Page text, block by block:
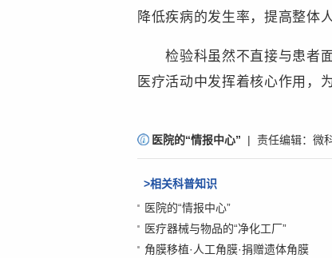
降低疾病的发生率，提高整体
检验科虽然不直接与患者面
医疗活动中发挥着核心作用，
：
微
科
医院的“情报中心” | 责任编辑： 微
>相关科普知识
医院的“情报中心”
医疗器械与物品的“净化工厂”
角膜移植·人工角膜·捐赠遗体角膜